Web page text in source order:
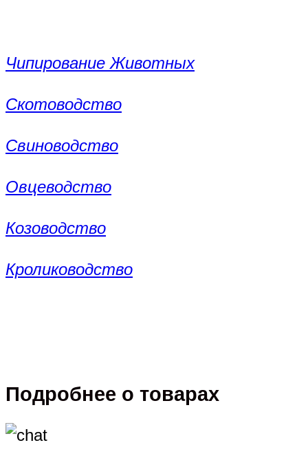
Чипирование Животных
Скотоводство
Свиноводство
Овцеводство
Козоводство
Кролиководство
Подробнее о товарах